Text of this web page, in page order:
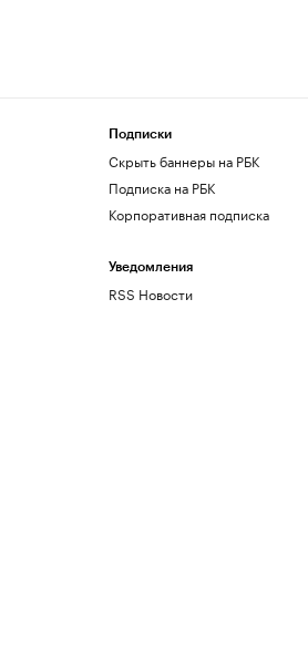
Подписки
Скрыть баннеры на РБК
Подписка на РБК
Корпоративная подписка
Уведомления
RSS Новости